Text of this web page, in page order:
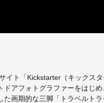
イト「Kickstarter（キックス
アフォトグラファーをはじ
画期的な三脚「トラベルト